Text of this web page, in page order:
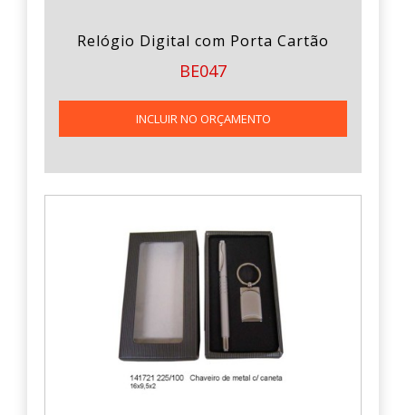
Relógio Digital com Porta Cartão
BE047
INCLUIR NO ORÇAMENTO